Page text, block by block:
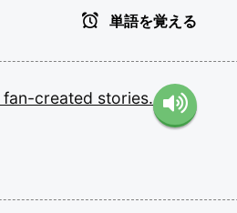
単語を覚える
fan-created stories.